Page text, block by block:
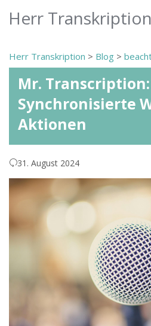
Herr Transkription
Herr Transkription > Blog >
Mr. Transcription:
Synchronisierte
Aktionen
31. August 2024